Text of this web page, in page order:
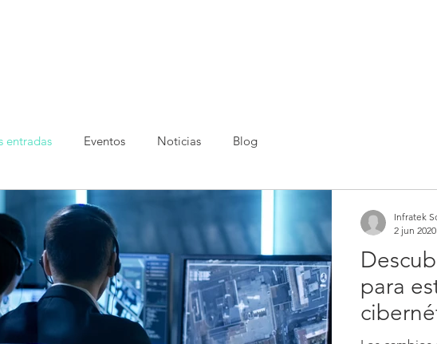
entradas Eventos Noticias Blog
para
Infratek
2 jun 2020